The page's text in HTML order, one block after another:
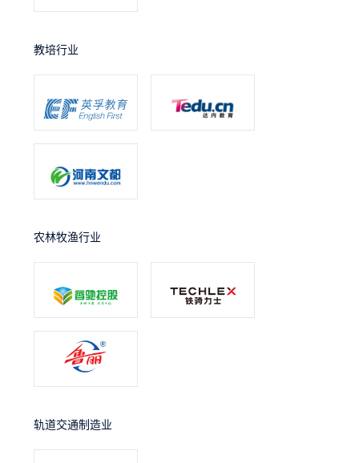
教培行业
农林牧渔行业
轨道交通制造业